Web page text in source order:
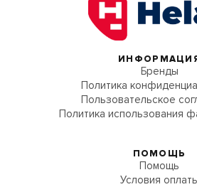
Бренды
Политика
Пользовательское
Политика использования
ПОМОЩЬ
Помощь
Условия